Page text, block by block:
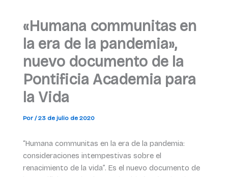
«Humana communitas en
la era de la pandemia»,
nuevo documento de la
Pontificia Academia para
la Vida
Por /23 de julio de 2020
“Humana communitas en la era de la pandemia:
consideraciones intempestivas sobre el
renacimiento de la vida”. Es el nuevo documento de